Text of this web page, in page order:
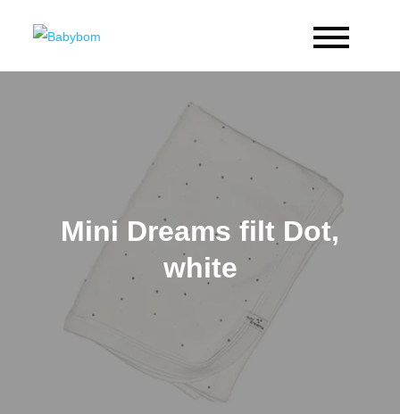
Mini Dreams filt Dot,
white